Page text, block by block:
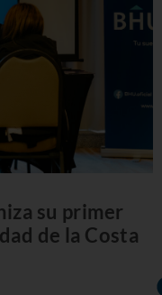
su primer
de la Costa